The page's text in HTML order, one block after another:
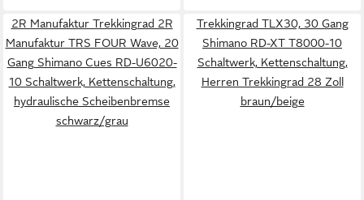
2R Manufaktur Trekkingrad 2R
Manufaktur TRS FOUR Wave, 20
Gang Shimano Cues RD-U6020-
10 Schaltwerk, Kettenschaltung,
hydraulische Scheibenbremse
schwarz/grau
Trekkingrad TLX30, 30 Gang
Shimano RD-XT T8000-10
Schaltwerk, Kettenschaltung,
Herren Trekkingrad 28 Zoll
braun/beige